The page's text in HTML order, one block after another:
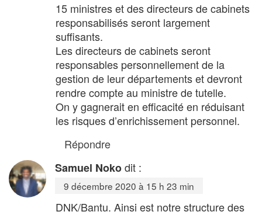
15 ministres et des directeurs de cabinets
responsabilisés seront largement
suffisants.
Les directeurs de cabinets seront
responsables personnellement de la
gestion de leur départements et devront
rendre compte au ministre de tutelle.
On y gagnerait en efficacité en réduisant
les risques d’enrichissement personnel.
Répondre
Samuel Nokodit :
9 décembre 2020 à 15 h 23 min
DNK/Bantu. Ainsi est notre structure des